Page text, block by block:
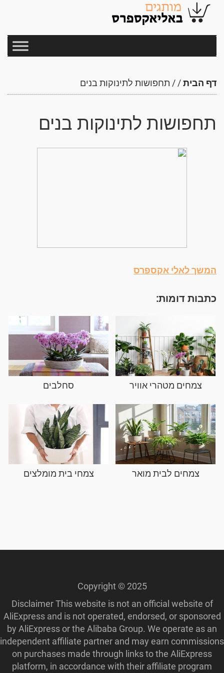
דף הבית/
/ תחפושות לתינוקות בנים
תחפושות לתינוקות בנים
המשך לאלי אקספרס
כתבות דומות:
צמחים מטהרי אוויר סחלבים
צמחים לבית מואר צמחי בית מומלצים
Copyright © 2025
Disclaimer This website is not an official website of
AliExpress and is not operated, endorsed, or sponsored
by AliExpress or the Alibaba Group. We operate as an
independent affiliate partner and may earn commissions
on purchases made through links to the AliExpress
platform, in accordance with their affiliate program